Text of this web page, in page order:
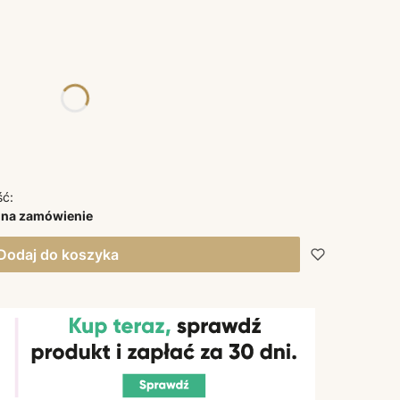
zamówienie
do koszyka